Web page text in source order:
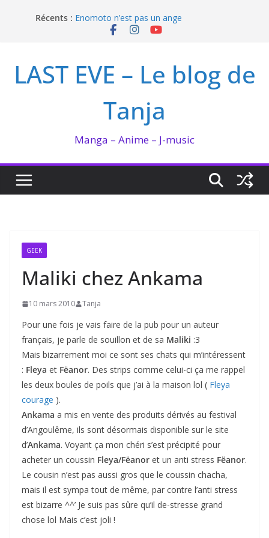
Récents : Enomoto n’est pas un ange
QUEEN BEE enflamme le Bataclan
I’m not in love de Zeniko Sumiya
LAST EVE – Le blog de
Tanja
Manga – Anime – J-music
GEEK
Maliki chez Ankama
10 mars 2010 Tanja
Pour une fois je vais faire de la pub pour un auteur
français, je parle de souillon et de sa Maliki :3
Mais bizarrement moi ce sont ses chats qui m’intéressent
: Fleya et Fëanor. Des strips comme celui-ci ça me rappel
les deux boules de poils que j’ai à la maison lol ( Fleya
courage ).
Ankama a mis en vente des produits dérivés au festival
d’Angoulême, ils sont désormais disponible sur le site
d’Ankama. Voyant ça mon chéri s’est précipité pour
acheter un coussin Fleya/Fëanor et un anti stress Fëanor.
Le cousin n’est pas aussi gros que le coussin chacha,
mais il est sympa tout de même, par contre l’anti stress
est bizarre ^^’ Je suis pas sûre qu’il de-stresse grand
chose lol Mais c’est joli !